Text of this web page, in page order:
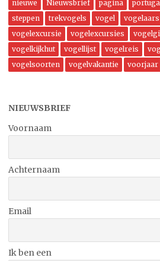
nieuwe
Nieuwsbrief pagina portugal
steppen
trekvogels vogel vogelaars
vogelexcursie
vogelexcursies
vogelkijkhut
vogellijst vogelreis
vogelsoorten
vogelvakantie voorjaar
NIEUWSBRIEF
Voornaam
Achternaam
Email
Ik ben een